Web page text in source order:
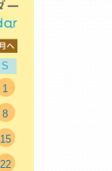
S
1
8
15
22